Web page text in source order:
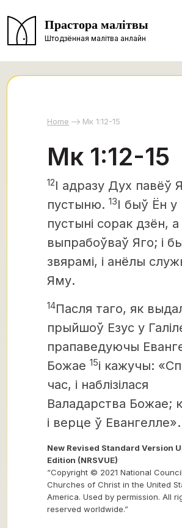
Прастора малітвы
Штодзённая малітва анлайн
Home Мк 1:12-15
Мк 1:12-15
12І адразу Дух павёў
пустыню. 13І быў Ён у
пустыні сорак дзён, а
выпрабоўваў Яго; і
звярамі, і анёлы
Яму.
14Пасля таго, як
прыйшоў Езус у
прапаведуючы
Божае 15і кажучы:
час, і наблізілася
Валадарства Божае;
і верце ў Евангелле».
New Revised Standard Version
Edition (NRSVUE)
“Copyright © 2021 National
Churches of Christ in the United
America. Used by permission. All
reserved worldwide.”